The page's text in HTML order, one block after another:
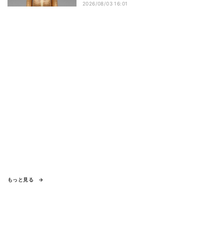
2026/08/03 16:01
もっと見る